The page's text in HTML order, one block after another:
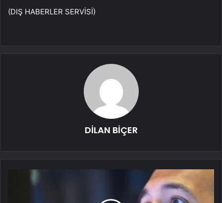
(DIŞ HABERLER SERVİSİ)
DİLAN BİÇER